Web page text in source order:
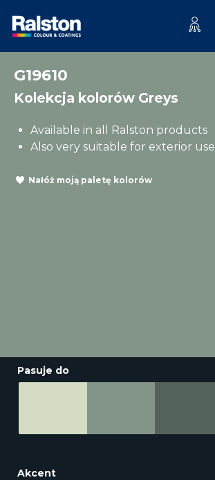
G19610
Kolekcja kolorów Greys
Available in all Ralston products
Also very suitable for exterior use
Nałóż moją paletę kolorów
Pasuje do
Akcent